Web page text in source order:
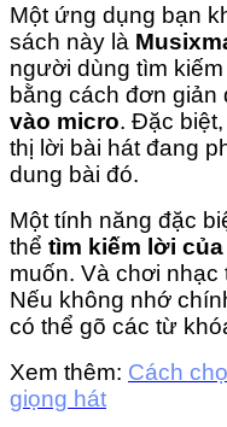
Một ứng dụng bạn
sách này là
người dùng tìm
bằng cách đơn giản
vào micro. Đặc
thị lời bài hát đang
dung bài đó.
Một tính năng đặc
thể tìm kiếm lời
muốn. Và chơi nhạc
Nếu không nhớ
có thể gõ các từ
Xem thêm: Cách
giọng hát